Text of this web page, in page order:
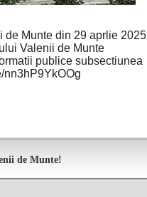
Munte din 29 aprlie 2025
Valenii de Munte
publice subsectiunea
nn3hP9YkOOg
de Munte!